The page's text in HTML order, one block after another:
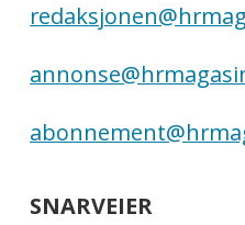
SNARVEIER